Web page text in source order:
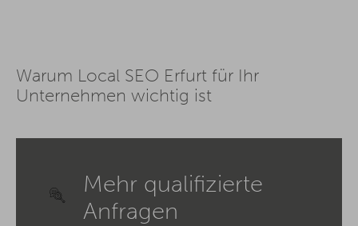
Warum Local SEO Erfurt für Ihr
Unternehmen wichtig ist
Mehr qualifizierte
Anfragen